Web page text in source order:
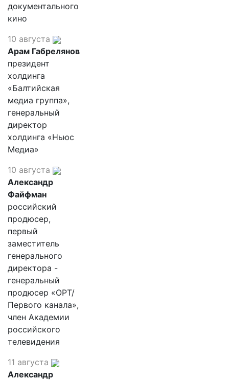
документального
кино
10 августа
Арам Габрелянов
президент
холдинга
«Балтийская
медиа группа»,
генеральный
директор
холдинга «Ньюс
Медиа»
10 августа
Александр
Файфман
российский
продюсер,
первый
заместитель
генерального
директора -
генеральный
продюсер «ОРТ/
Первого канала»,
член Академии
российского
телевидения
11 августа
Александр